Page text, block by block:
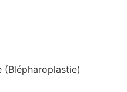
(Blépharoplastie)